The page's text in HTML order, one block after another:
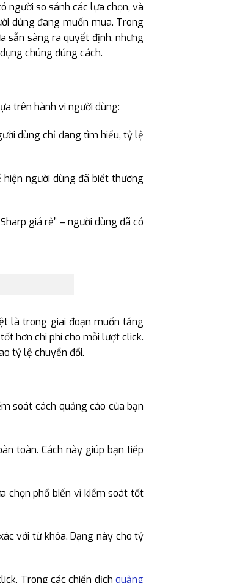
người so sánh các lựa chọn, và
dùng đang muốn mua. Trong
sẵn sàng ra quyết định, nhưng
chúng đúng cách.
trên hành vi người dùng:
dùng chỉ đang tìm hiểu, tỷ lệ
hiện người dùng đã biết thương
giá rẻ” – người dùng đã có
là trong giai đoạn muốn tăng
hơn chi phí cho mỗi lượt click.
tỷ lệ chuyển đổi.
soát cách quảng cáo của bạn
toàn. Cách này giúp bạn tiếp
chọn phổ biến vì kiểm soát tốt
với từ khóa. Dạng này cho tỷ
Trong các chiến dịchquảng